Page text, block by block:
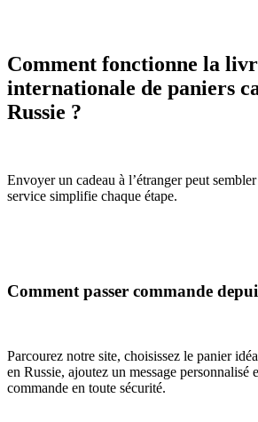
Comment fonctionne la
internationale de paniers
Russie ?
Envoyer un cadeau à l’étranger peut
service simplifie chaque étape.
Comment passer commande
Parcourez notre site, choisissez le panier
en Russie, ajoutez un message personnalisé
commande en toute sécurité.